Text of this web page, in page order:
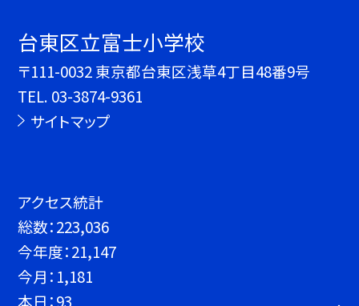
台東区立富士小学校
〒111-0032 東京都台東区浅草4丁目48番9号
TEL. 03-3874-9361
サイトマップ
アクセス統計
総数：223,036
今年度：21,147
今月： 1,181
本日：93